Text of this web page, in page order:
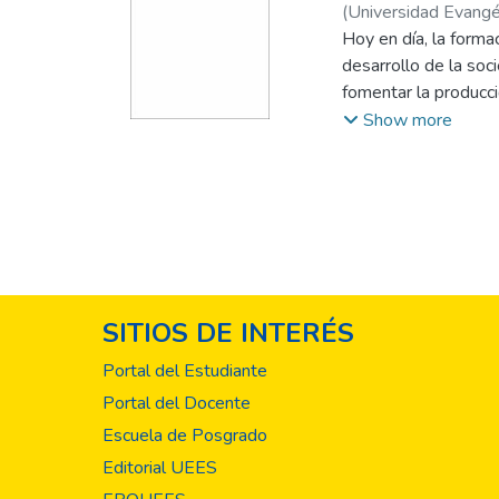
(Universidad
Hoy en día, la
desarrollo de la
fomentar la
de conocimiento
diversas empresas
las dificultades
aportar productos
edición del
que este logro sea
Show more
SITIOS DE INTERÉS
Portal del Estudiante
Portal del Docente
Escuela de Posgrado
Editorial UEES